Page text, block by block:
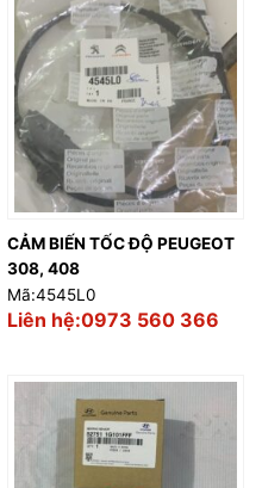
CẢM BIẾN TỐC ĐỘ PEUGEOT
308, 408
Mã:4545L0
Liên hệ:0973 560 366